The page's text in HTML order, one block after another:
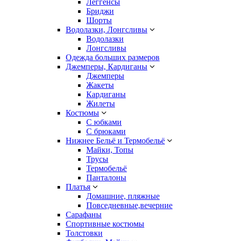
Леггенсы
Бриджи
Шорты
Водолазки, Лонгсливы
Водолазки
Лонгсливы
Одежда больших размеров
Джемперы, Кардиганы
Джемперы
Жакеты
Кардиганы
Жилеты
Костюмы
С юбками
С брюками
Нижнее Бельё и Термобельё
Майки, Топы
Трусы
Термобельё
Панталоны
Платья
Домашние, пляжные
Повседневные,вечерние
Сарафаны
Спортивные костюмы
Толстовки